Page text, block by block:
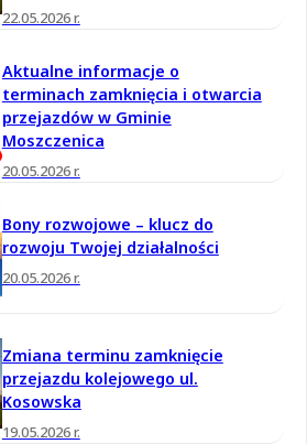
22.05.2026 r.
Aktualne informacje o
terminach zamknięcia i otwarcia
przejazdów w Gminie
Moszczenica
20.05.2026 r.
Bony rozwojowe – klucz do
rozwoju Twojej działalności
20.05.2026 r.
Zmiana terminu zamknięcie
przejazdu kolejowego ul.
Kosowska
19.05.2026 r.